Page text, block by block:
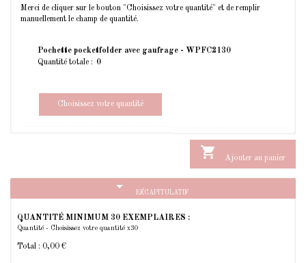
Merci de cliquer sur le bouton "Choisissez votre quantité" et de remplir
manuellement le champ de quantité.
Pochette pocketfolder avec gaufrage - WPFC2130
Quantité totale :
Choisissez votre quantité
 Ajouter au panier
arrow_drop_down RÉCAPITULATIF
QUANTITÉ MINIMUM 30 EXEMPLAIRES :
Quantité - Choisissez votre quantité x30
Total : 0,00 €